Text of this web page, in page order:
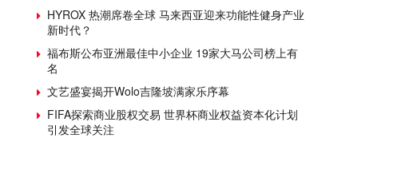
HYROX 热潮席卷全球 马来西亚迎来功能性健身产业
新时代？
福布斯公布亚洲最佳中小企业 19家大马公司榜上有
名
文艺盛宴揭开Wolo吉隆坡满家乐序幕
FIFA探索商业股权交易 世界杯商业权益资本化计划
引发全球关注